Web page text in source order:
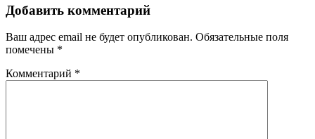
Добавить комментарий
Ваш адрес email не будет опубликован. Обязательные поля
помечены *
Комментарий *